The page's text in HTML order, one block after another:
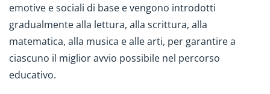
emotive e sociali di base e vengono introdotti
gradualmente alla lettura, alla scrittura, alla
matematica, alla musica e alle arti, per garantire a
ciascuno il miglior avvio possibile nel percorso
educativo.